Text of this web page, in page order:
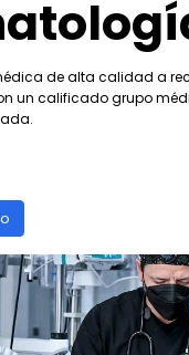
de alta calidad a
un calificado grupo